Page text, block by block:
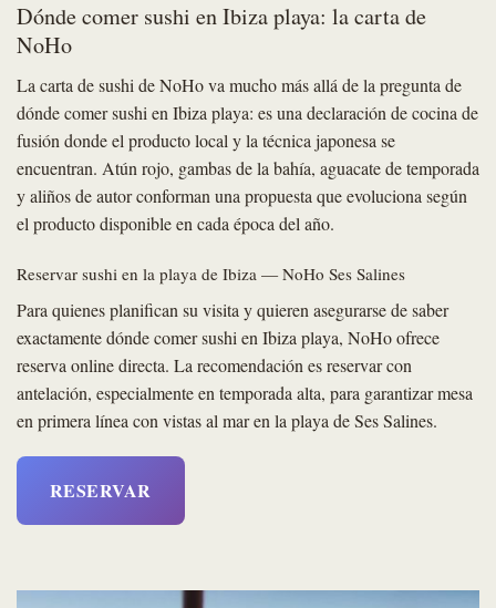
Dónde comer sushi en Ibiza playa: la carta de
NoHo
La carta de sushi de NoHo va mucho más allá de la pregunta de
dónde comer sushi en Ibiza playa: es una declaración de cocina de
fusión donde el producto local y la técnica japonesa se
encuentran. Atún rojo, gambas de la bahía, aguacate de temporada
y aliños de autor conforman una propuesta que evoluciona según
el producto disponible en cada época del año.
Reservar sushi en la playa de Ibiza — NoHo Ses Salines
Para quienes planifican su visita y quieren asegurarse de saber
exactamente dónde comer sushi en Ibiza playa, NoHo ofrece
reserva online directa. La recomendación es reservar con
antelación, especialmente en temporada alta, para garantizar mesa
en primera línea con vistas al mar en la playa de Ses Salines.
RESERVAR